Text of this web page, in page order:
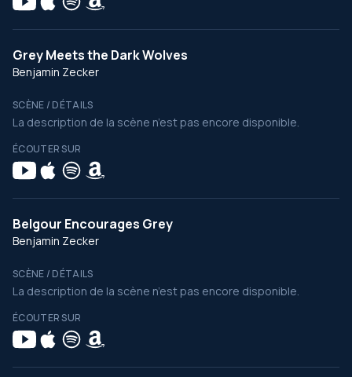
Grey Meets the Dark Wolves
Benjamin Zecker
SCÈNE / DÉTAILS
La description de la scène n’est pas encore disponible.
ÉCOUTER SUR
Belgour Encourages Grey
Benjamin Zecker
SCÈNE / DÉTAILS
La description de la scène n’est pas encore disponible.
ÉCOUTER SUR